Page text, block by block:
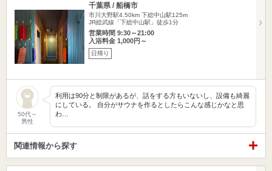
千葉県 / 船橋市
市川大野駅4.50km 下総中山駅125m
JR総武線「下総中山駅」徒歩1分
営業時間 9:30～21:00
入浴料金 1,000円～
日帰り
50代～
男性
利用は90分と制限があるが、話をする方もいないし、設備も綺麗
にしている。 自分がサウナを作るとしたらこんな感じかなと思
わ…
関連情報から探す